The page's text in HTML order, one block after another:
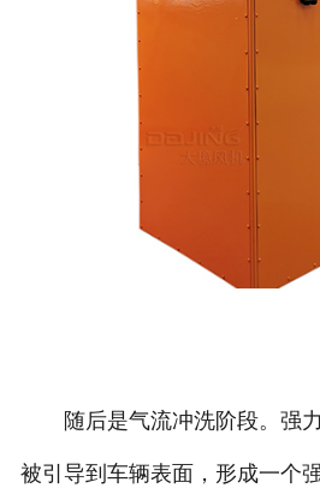
随后是气流冲洗阶段。强力
被引导到车辆表面，形成一个